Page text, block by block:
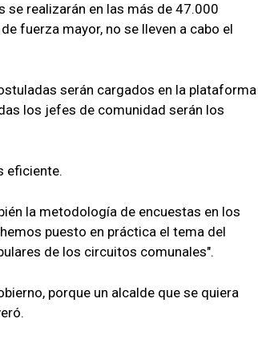
se realizarán en las más de 47.000
fuerza mayor, no se lleven a cabo el
serán cargados en la plataforma
los jefes de comunidad serán los
eficiente.
la metodología de encuestas en los
puesto en práctica el tema del
de los circuitos comunales".
porque un alcalde que se quiera